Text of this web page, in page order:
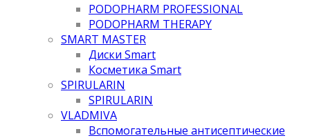
PODOPHARM PROFESSIONAL
PODOPHARM THERAPY
SMART MASTER
Диски Smart
Косметика Smart
SPIRULARIN
SPIRULARIN
VLADMIVA
Вспомогательные антисептические